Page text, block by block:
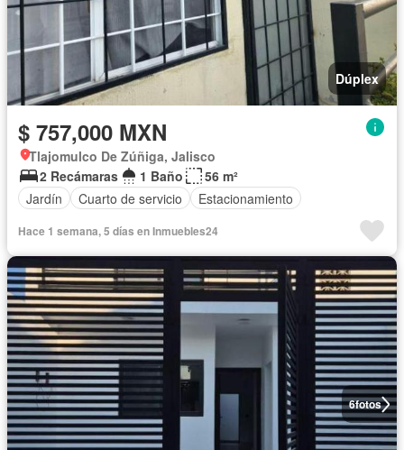
Dúplex
$ 757,000 MXN
Tlajomulco De Zúñiga, Jalisco
2 Recámaras
1 Baño
56 m²
Jardín
Cuarto de servicio Estacionamiento
Hace 1 semana, 5 días en Inmuebles24
6fotos